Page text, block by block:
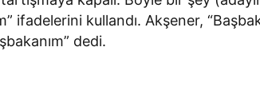
ifadelerini kullandı. Akşener,
dedi.